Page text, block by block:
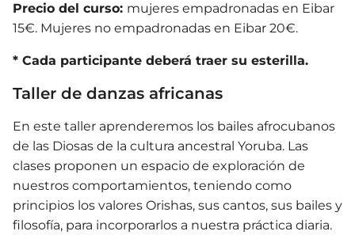
Precio del curso: mujeres empadronadas en Eibar
15€. Mujeres no empadronadas en Eibar 20€.
* Cada participante deberá traer su esterilla.
Taller de danzas africanas
En este taller aprenderemos los bailes afrocubanos
de las Diosas de la cultura ancestral Yoruba. Las
clases proponen un espacio de exploración de
nuestros comportamientos, teniendo como
principios los valores Orishas, sus cantos, sus bailes y
filosofía, para incorporarlos a nuestra práctica diaria.